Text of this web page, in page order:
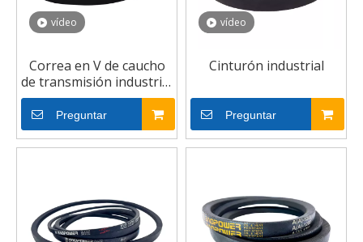
vídeo
Correa en V de caucho
de transmisión industrial
envuelta
Preguntar
vídeo
Cinturón industrial
Preguntar